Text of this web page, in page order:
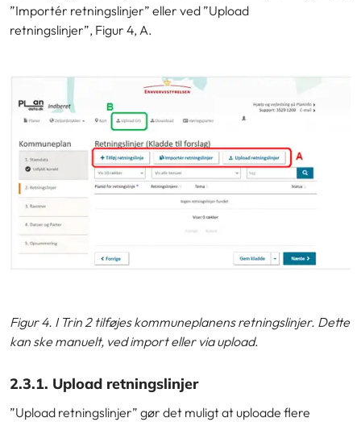
”Importér retningslinjer” eller ved ”Upload
retningslinjer”, Figur 4, A.
Figur 4. I Trin 2 tilføjes kommuneplanens retningslinjer. Dette
kan ske manuelt, ved import eller via upload.
2.3.1. Upload retningslinjer
”Upload retningslinjer” gør det muligt at uploade flere